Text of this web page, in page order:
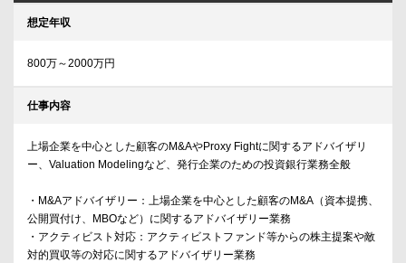
想定年収
800万～2000万円
仕事内容
上場企業を中心とした顧客のM&AやProxy Fightに関するアドバイザリ
ー、Valuation Modelingなど、発行企業のための投資銀行業務全般
・M&Aアドバイザリー：上場企業を中心とした顧客のM&A（資本提携、
公開買付け、MBOなど）に関するアドバイザリー業務
・アクティビスト対応：アクティビストファンド等からの株主提案や敵
対的買収等の対応に関するアドバイザリー業務